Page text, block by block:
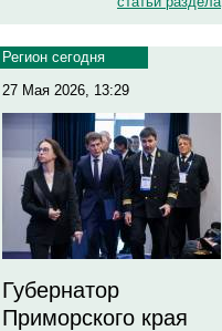
Регион сегодня
27 Мая 2026, 13:29
Губернатор
Приморского края